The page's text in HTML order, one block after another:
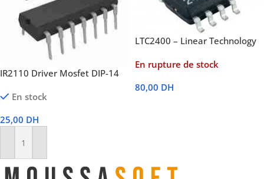
IR2110 Driver Mosfet DIP-14
En stock
25,00 DH
Ajouter Au Panier
LTC2400 – Linear Technology
En rupture de stock
80,00 DH